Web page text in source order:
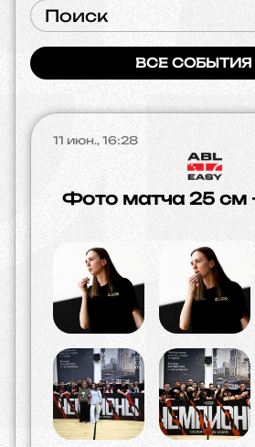
ВСЕ СОБЫТИЯ
11 июн., 16:28
Фото матча 25 см